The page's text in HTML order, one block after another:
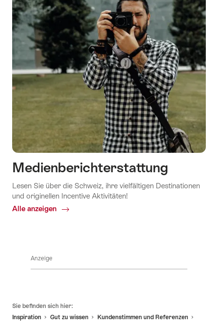
Medienberichterstattung
Lesen Sie über die Schweiz, ihre vielfältigen Destinationen
und originellen Incentive Aktivitäten!
Alle anzeigen
Common.Of
Anzeige
Sie befinden sich hier:
Inspiration
Gut zu wissen
Kundenstimmen und Referenzen